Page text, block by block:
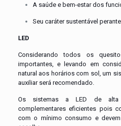
A saúde e bem-estar dos
Seu caráter sustentável
LED
Considerando todos os
importantes, e levando em
natural aos horários com sol, um
auxiliar será recomendado.
Os sistemas a LED de alta
complementares eficientes pois
com o mínimo consumo e